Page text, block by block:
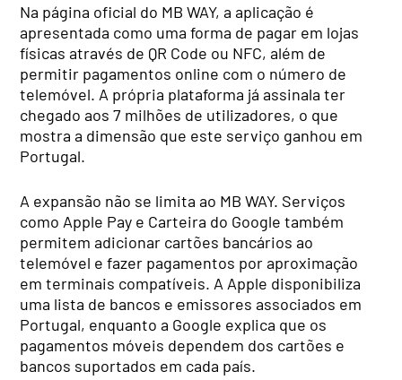
Na página oficial do MB WAY, a aplicação é
apresentada como uma forma de pagar em lojas
físicas através de QR Code ou NFC, além de
permitir pagamentos online com o número de
telemóvel. A própria plataforma já assinala ter
chegado aos 7 milhões de utilizadores, o que
mostra a dimensão que este serviço ganhou em
Portugal.
A expansão não se limita ao MB WAY. Serviços
como Apple Pay e Carteira do Google também
permitem adicionar cartões bancários ao
telemóvel e fazer pagamentos por aproximação
em terminais compatíveis. A Apple disponibiliza
uma lista de bancos e emissores associados em
Portugal, enquanto a Google explica que os
pagamentos móveis dependem dos cartões e
bancos suportados em cada país.